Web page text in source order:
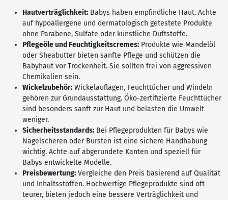
Hautverträglichkeit: Babys haben empfindliche Haut. Achte
auf hypoallergene und dermatologisch getestete Produkte
ohne Parabene, Sulfate oder künstliche Duftstoffe.
Pflegeöle und Feuchtigkeitscremes: Produkte wie Mandelöl
oder Sheabutter bieten sanfte Pflege und schützen die
Babyhaut vor Trockenheit. Sie sollten frei von aggressiven
Chemikalien sein.
Wickelzubehör: Wickelauflagen, Feuchttücher und Windeln
gehören zur Grundausstattung. Öko-zertifizierte Feuchttücher
sind besonders sanft zur Haut und belasten die Umwelt
weniger.
Sicherheitsstandards: Bei Pflegeprodukten für Babys wie
Nagelscheren oder Bürsten ist eine sichere Handhabung
wichtig. Achte auf abgerundete Kanten und speziell für
Babys entwickelte Modelle.
Preisbewertung: Vergleiche den Preis basierend auf Qualität
und Inhaltsstoffen. Hochwertige Pflegeprodukte sind oft
teurer, bieten jedoch eine bessere Verträglichkeit und